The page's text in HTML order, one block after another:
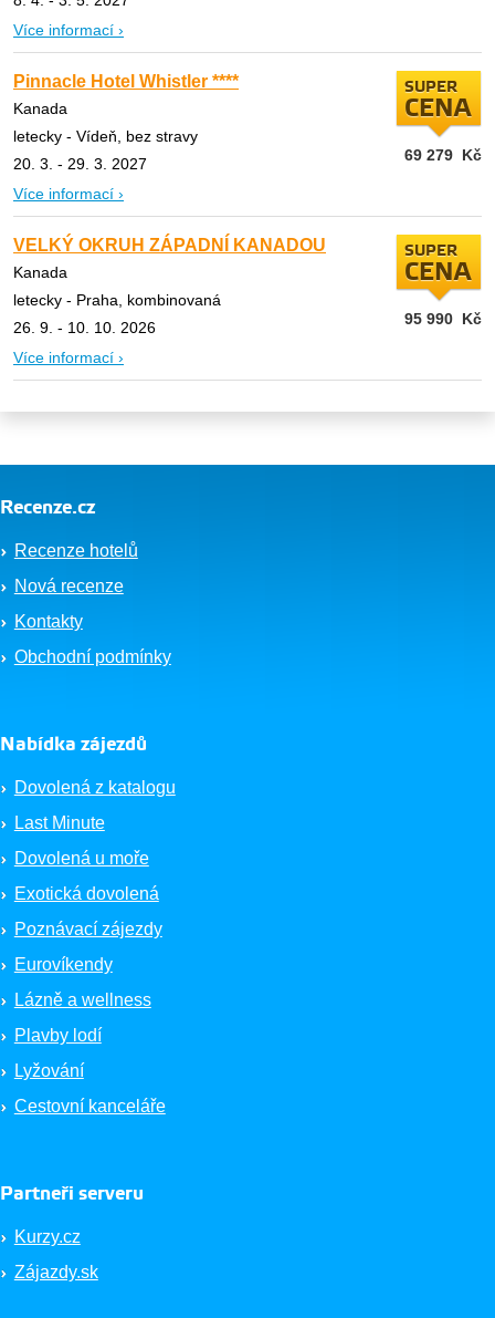
Více informací ›
Pinnacle Hotel Whistler ****
Kanada
letecky - Vídeň, bez stravy
20. 3. - 29. 3. 2027
Více informací ›
SUPER
CENA
69 279 Kč
VELKÝ OKRUH ZÁPADNÍ KANADOU
Kanada
letecky - Praha, kombinovaná
26. 9. - 10. 10. 2026
Více informací ›
SUPER
CENA
95 990 Kč
Recenze.cz
Recenze hotelů
Nová recenze
Kontakty
Obchodní podmínky
Nabídka zájezdů
Dovolená z katalogu
Last Minute
Dovolená u moře
Exotická dovolená
Poznávací zájezdy
Eurovíkendy
Lázně a wellness
Plavby lodí
Lyžování
Cestovní kanceláře
Partneři serveru
Kurzy.cz
Zájazdy.sk